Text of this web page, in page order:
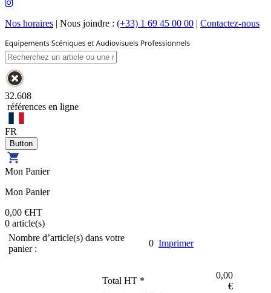
Nos horaires | Nous joindre : (+33) 1 69 45 00 00 | Contactez-nous
32.608
références en ligne
FR
Mon Panier
Mon Panier
0,00 €HT
0 article(s)
Nombre d’article(s) dans votre
panier :
0 Imprimer
Total HT *
0,00
€